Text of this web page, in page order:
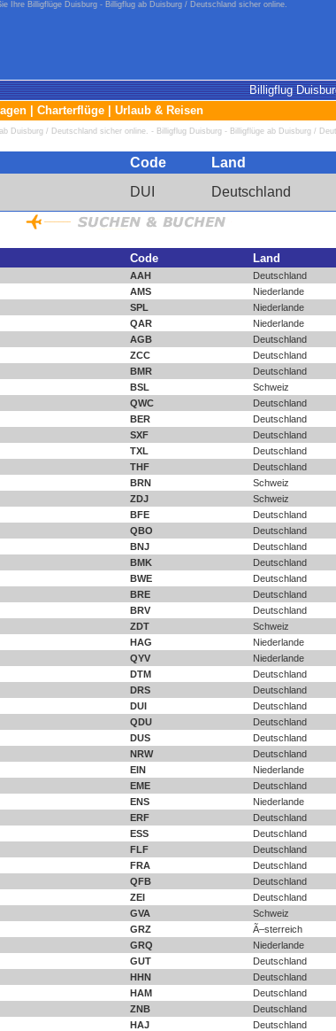
Ihre Billigflüge Duisburg - Billigflug ab Duisburg / Deutschland sicher online.
Billigflug
Charterflüge Urlaub & Reisen
Duisburg / Deutschland sicher online. - Billigflug Duisburg - Billigflüge ab Duisburg /
Code
Land
DUI Deutschland
Code Land
AAH
Deutschland
AMS
Niederlande
SPL
Niederlande
QAR
Niederlande
AGB
Deutschland
ZCC
Deutschland
BMR
Deutschland
BSL
Schweiz
QWC
Deutschland
BER
Deutschland
SXF
Deutschland
TXL
Deutschland
THF
Deutschland
BRN
Schweiz
ZDJ
Schweiz
BFE
Deutschland
QBO
Deutschland
BNJ
Deutschland
BMK
Deutschland
BWE
Deutschland
BRE
Deutschland
BRV
Deutschland
ZDT
Schweiz
HAG
Niederlande
QYV
Niederlande
DTM
Deutschland
DRS
Deutschland
DUI
Deutschland
QDU
Deutschland
DUS
Deutschland
NRW
Deutschland
EIN
Niederlande
EME
Deutschland
ENS
Niederlande
ERF
Deutschland
ESS
Deutschland
FLF
Deutschland
FRA
Deutschland
QFB
Deutschland
ZEI
Deutschland
GVA
Schweiz
GRZ
Ã–sterreich
GRQ
Niederlande
GUT
Deutschland
HHN
Deutschland
HAM
Deutschland
ZNB
Deutschland
HAJ
Deutschland